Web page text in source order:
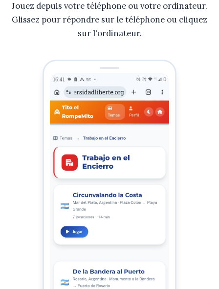
Jouez depuis votre téléphone ou votre ordinateur.
Glissez pour répondre sur le téléphone ou cliquez
sur l'ordinateur.